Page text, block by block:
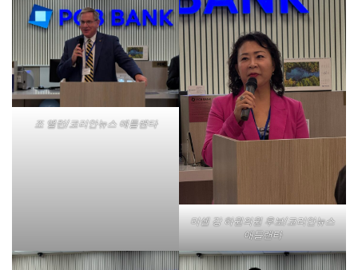
조 앨런/코리안뉴스 애틀랜타
미셸 강 하원의원 후보/코리안뉴스
애틀랜타